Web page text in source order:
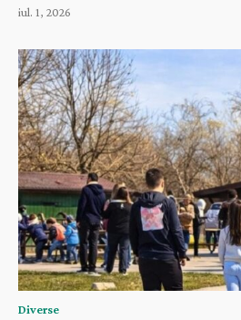
iul. 1, 2026
Diverse